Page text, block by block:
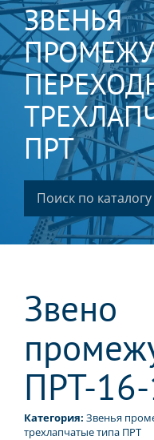
ЗВЕНЬЯ
ПРТ
Звено
ПРТ-
Категория: Звенья
трехлапчатые типа ПРТ